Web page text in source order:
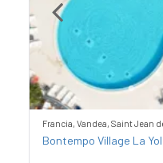
Previous
Francia, Vandea, Saint Jean
Bontempo Village La